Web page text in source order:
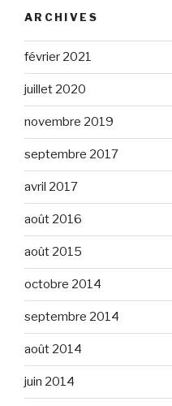
ARCHIVES
février 2021
juillet 2020
novembre 2019
septembre 2017
avril 2017
août 2016
août 2015
octobre 2014
septembre 2014
août 2014
juin 2014